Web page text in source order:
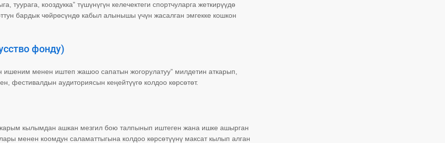
кооздукка” түшүнүгүн келечектеги спортчуларга жеткирүүдө
бардык чөйрөсүндө кабыл алынышы үчүн жасалган эмгекке кошкон
фонду)
ишеним менен иштеп жашоо сапатын жогорулатуу” милдетин аткарып,
фестивалдын аудиториясын кеңейтүүгө колдоо көрсөтөт.
кылымдан ашкан мезгил бою талпынып иштеген жана ишке ашырган
менен коомдун саламаттыгына колдоо көрсөтүүнү максат кылып алган